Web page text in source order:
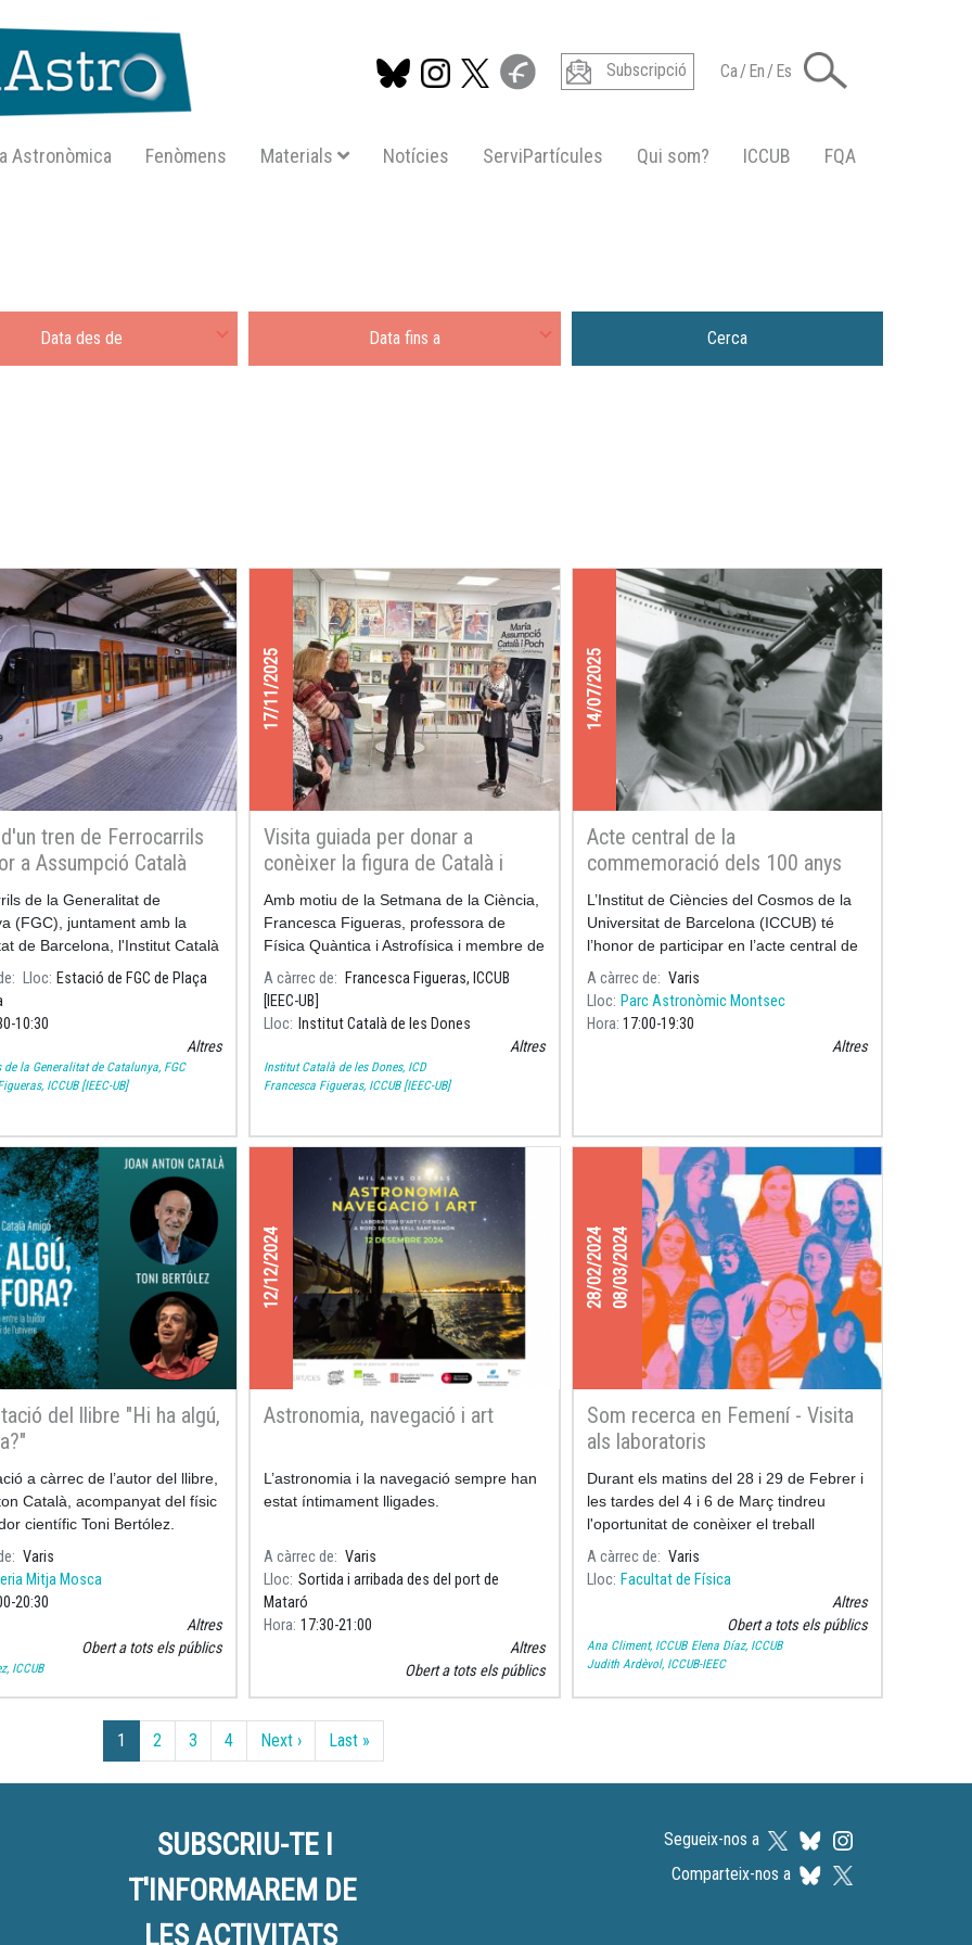
Subscripció Ca/En/Es
Astronòmica Fenòmens Materials Notícies ServiPartícules Qui som? ICCUB FQA
tren de Ferrocarrils
a Assumpció Català
de la Generalitat de
(FGC), juntament amb la
de Barcelona, ​​l'Institut Català
i l'Institut d'Estudis
Lloc Estació de FGC de Plaça
10:30
Altres
la Generalitat de Catalunya, FGC
ICCUB [IEEC-UB]
17/11/2025
Visita guiada per donar a
conèixer la figura de Català i
Poch
Amb motiu de la Setmana de la Ciència,
Francesca Figueras, professora de
Física Quàntica i Astrofísica i membre de
l'Institut de Ciències del Cosmos de la
Universitat de Barcelona, ​​va fer una vis
A càrrec de
Francesca Figueras, ICCUB
[IEEC-UB]
Lloc
Institut Català de les Dones
Altres
Institut Català de les Dones, ICD
Francesca Figueras, ICCUB [IEEC-UB]
14/07/2025
Acte central de la
commemoració dels 100 anys
del naixement de la matemàtica i
astrònoma Maria Assumpció
Català i Poch
L’Institut de Ciències del Cosmos de la
Universitat de Barcelona (ICCUB) té
l’honor de participar en l’acte central de
commemoració del Centenari del
naixement de Maria Assumpció Català i
Poch (192
A càrrec de
Varis
Lloc Parc Astronòmic Montsec
Hora 17:00 19:30
Altres
del llibre "Hi ha algú,
a càrrec de l’autor del llibre,
Català, acompanyat del físic
científic Toni Bertólez.
Varis
Mitja Mosca
20:30
Altres
Obert a tots els públics
ICCUB
12/12/2024
Astronomia, navegació i art
L’astronomia i la navegació sempre han
estat íntimament lligades.
A càrrec de
Varis
Lloc Sortida i arribada des del port de
Mataró
Hora 17:30 21:00
Altres
Obert a tots els públics
28/02/202408/03/2024
Som recerca en Femení - Visita
als laboratoris
Durant els matins del 28 i 29 de Febrer i
les tardes del 4 i 6 de Març tindreu
l'oportunitat de conèixer el treball
d'algunes doctorandes de la facultat de
física.
A càrrec de
Varis
Lloc Facultat de Física
Altres
Obert a tots els públics
Ana Climent, ICCUB Elena Díaz, ICCUB
Judith Ardèvol, ICCUB-IEEC
1 2 3 4 Next ›Pàgina següent
Last »Última pàgina
SUBSCRIU-TE I
T'INFORMAREM DE
LES ACTIVITATS
Segueix-nos a
Comparteix-nos a